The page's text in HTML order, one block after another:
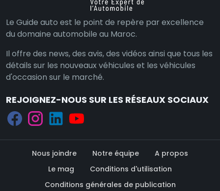
Le Guide auto est le point de repère par excellence
du domaine automobile au Maroc.
Il offre des news, des avis, des vidéos ainsi que tous les
détails sur les nouveaux véhicules et les véhicules
d'occasion sur le marché.
REJOIGNEZ-NOUS SUR LES RÉSEAUX SOCIAUX
Nous joindre Notre équipe
A propos
Le mag
Conditions d'utilisation
Conditions générales de publication